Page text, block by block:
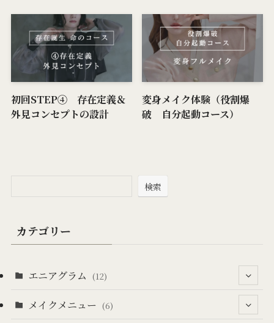
初回STEP④ 存在定義＆
外見コンセプトの設計
変身メイク体験（役割爆
破 自分起動コース）
検索
カテゴリー
エニアグラム (12)
(2)
メイクメニュー (6)